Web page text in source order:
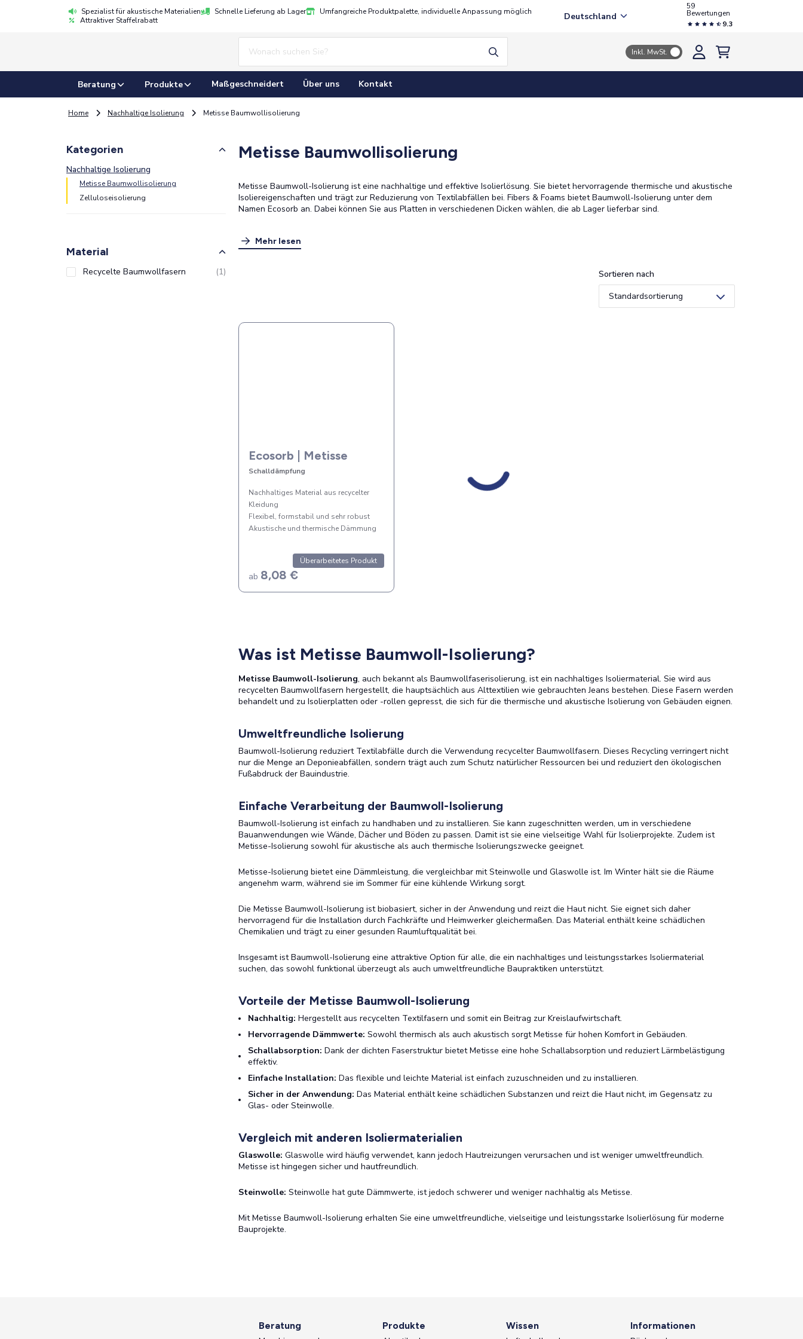
Spezialist für akustische Materialien Schnelle Lieferung ab Lager
Umfangreiche Produktpalette, individuelle Anpassung möglich
Attraktiver Staffelrabatt
Deutschland
59
Bewertungen
9.3
Inkl. MwSt.
Beratung Produkte Maßgeschneidert Über uns Kontakt
Home Nachhaltige Isolierung Metisse Baumwollisolierung
Kategorien
Nachhaltige Isolierung
Metisse Baumwollisolierung
Zelluloseisolierung
Material
Recycelte Baumwollfasern (1)
Metisse Baumwollisolierung
Metisse Baumwoll-Isolierung ist eine nachhaltige und effektive Isolierlösung. Sie bietet hervorragende thermische und akustische
Isoliereigenschaften und trägt zur Reduzierung von Textilabfällen bei. Fibers & Foams bietet Baumwoll-Isolierung unter dem
Namen Ecosorb an. Dabei können Sie aus Platten in verschiedenen Dicken wählen, die ab Lager lieferbar sind.
Mehr lesen
Sortieren nach
Ecosorb | Metisse
Schalldämpfung
Nachhaltiges Material aus recycelter
Kleidung
Flexibel, formstabil und sehr robust
Akustische und thermische Dämmung
Überarbeitetes Produkt
ab 8,08 €
Was ist Metisse Baumwoll-Isolierung?
Metisse Baumwoll-Isolierung, auch bekannt als Baumwollfaserisolierung, ist ein nachhaltiges Isoliermaterial. Sie wird aus
recycelten Baumwollfasern hergestellt, die hauptsächlich aus Alttextilien wie gebrauchten Jeans bestehen. Diese Fasern werden
behandelt und zu Isolierplatten oder -rollen gepresst, die sich für die thermische und akustische Isolierung von Gebäuden eignen.
Umweltfreundliche Isolierung
Baumwoll-Isolierung reduziert Textilabfälle durch die Verwendung recycelter Baumwollfasern. Dieses Recycling verringert nicht
nur die Menge an Deponieabfällen, sondern trägt auch zum Schutz natürlicher Ressourcen bei und reduziert den ökologischen
Fußabdruck der Bauindustrie.
Einfache Verarbeitung der Baumwoll-Isolierung
Baumwoll-Isolierung ist einfach zu handhaben und zu installieren. Sie kann zugeschnitten werden, um in verschiedene
Bauanwendungen wie Wände, Dächer und Böden zu passen. Damit ist sie eine vielseitige Wahl für Isolierprojekte. Zudem ist
Metisse-Isolierung sowohl für akustische als auch thermische Isolierungszwecke geeignet.
Metisse-Isolierung bietet eine Dämmleistung, die vergleichbar mit Steinwolle und Glaswolle ist. Im Winter hält sie die Räume
angenehm warm, während sie im Sommer für eine kühlende Wirkung sorgt.
Die Metisse Baumwoll-Isolierung ist biobasiert, sicher in der Anwendung und reizt die Haut nicht. Sie eignet sich daher
hervorragend für die Installation durch Fachkräfte und Heimwerker gleichermaßen. Das Material enthält keine schädlichen
Chemikalien und trägt zu einer gesunden Raumluftqualität bei.
Insgesamt ist Baumwoll-Isolierung eine attraktive Option für alle, die ein nachhaltiges und leistungsstarkes Isoliermaterial
suchen, das sowohl funktional überzeugt als auch umweltfreundliche Baupraktiken unterstützt.
Vorteile der Metisse Baumwoll-Isolierung
Nachhaltig: Hergestellt aus recycelten Textilfasern und somit ein Beitrag zur Kreislaufwirtschaft.
Hervorragende Dämmwerte: Sowohl thermisch als auch akustisch sorgt Metisse für hohen Komfort in Gebäuden.
Schallabsorption: Dank der dichten Faserstruktur bietet Metisse eine hohe Schallabsorption und reduziert Lärmbelästigung
effektiv.
Einfache Installation: Das flexible und leichte Material ist einfach zuzuschneiden und zu installieren.
Sicher in der Anwendung: Das Material enthält keine schädlichen Substanzen und reizt die Haut nicht, im Gegensatz zu
Glas- oder Steinwolle.
Vergleich mit anderen Isoliermaterialien
Glaswolle: Glaswolle wird häufig verwendet, kann jedoch Hautreizungen verursachen und ist weniger umweltfreundlich.
Metisse ist hingegen sicher und hautfreundlich.
Steinwolle: Steinwolle hat gute Dämmwerte, ist jedoch schwerer und weniger nachhaltig als Metisse.
Mit Metisse Baumwoll-Isolierung erhalten Sie eine umweltfreundliche, vielseitige und leistungsstarke Isolierlösung für moderne
Bauprojekte.
Beratung
Produkte
Wissen
Informationen